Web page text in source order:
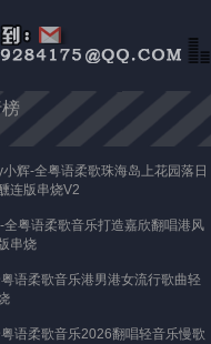
辉-全粤语柔歌珠海岛上花园落日
连版串烧V2
全粤语柔歌音乐打造嘉欣翻唱港风
串烧
语柔歌音乐港男港女流行歌曲轻
语柔歌音乐2026翻唱轻音乐慢歌